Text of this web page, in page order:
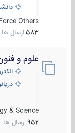
Force Others
583 ارسال ها
علوم و فنون
& Science
952 ارسال ها